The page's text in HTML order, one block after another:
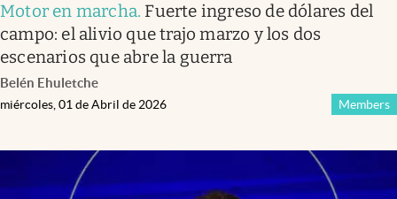
Motor en marcha. Fuerte ingreso de dólares del
campo: el alivio que trajo marzo y los dos
escenarios que abre la guerra
Belén Ehuletche
Members
miércoles, 01 de Abril de 2026